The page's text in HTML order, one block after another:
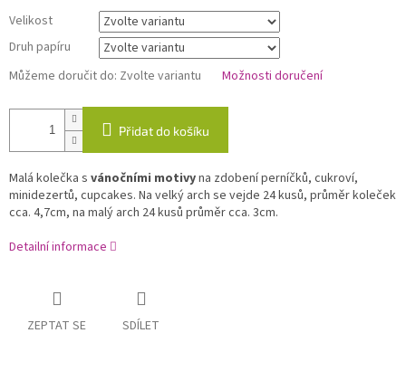
Velikost
Druh papíru
Můžeme doručit do: Zvolte variantu Možnosti doručení
Přidat do košíku
Malá kolečka s vánočními motivyna zdobení perníčků, cukroví,
minidezertů, cupcakes. Na velký arch se vejde 24 kusů, průměr koleček
cca. 4,7cm, na malý arch 24 kusů průměr cca. 3cm.
Detailní informace
ZEPTAT SE SDÍLET